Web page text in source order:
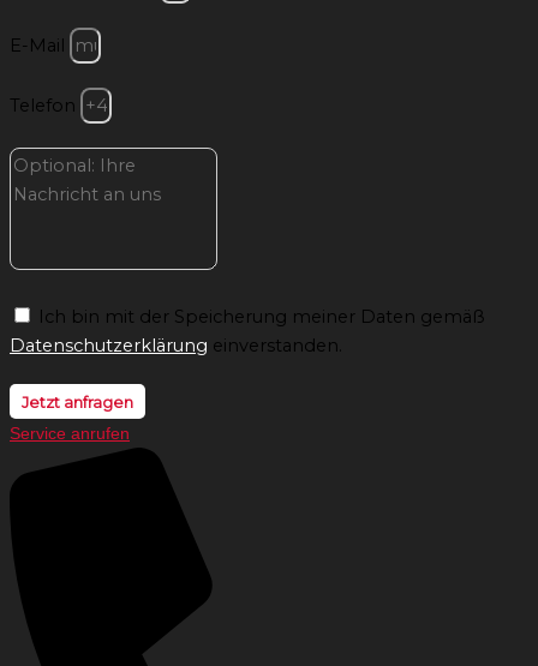
E-Mail
Telefon
Ich bin mit der Speicherung meiner Daten gemäß
Datenschutzerklärung einverstanden.
Jetzt anfragen
Service anrufen